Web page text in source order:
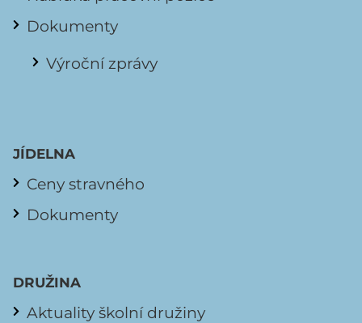
Dokumenty
Výroční zprávy
JÍDELNA
Ceny stravného
Dokumenty
DRUŽINA
Aktuality školní družiny